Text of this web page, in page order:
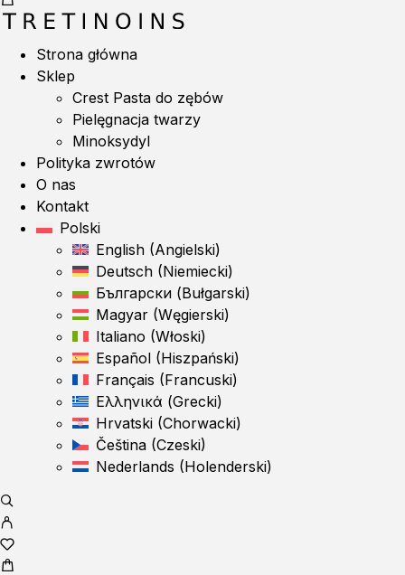
Strona główna
Sklep
Crest Pasta do zębów
Pielęgnacja twarzy
Minoksydyl
Polityka zwrotów
O nas
Kontakt
Polski
English (Angielski)
Deutsch (Niemiecki)
Български (Bułgarski)
Magyar (Węgierski)
Italiano (Włoski)
Español (Hiszpański)
Français (Francuski)
Ελληνικά (Grecki)
Hrvatski (Chorwacki)
Čeština (Czeski)
Nederlands (Holenderski)